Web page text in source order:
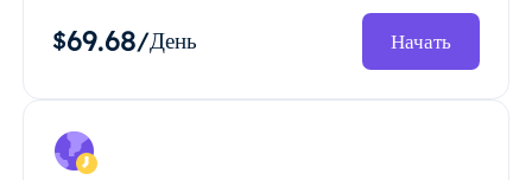
$69.68/День Начать